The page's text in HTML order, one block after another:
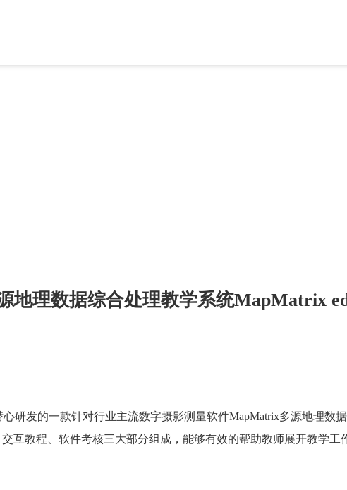
地理数据综合处理教学系统MapMatrix
心研发的一款针对行业主流数字摄影测量软件MapMatrix多源地理数
互教程、软件考核三大部分组成，能够有效的帮助教师展开教学工